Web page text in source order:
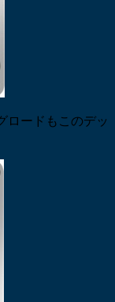
ロードもこのデッ